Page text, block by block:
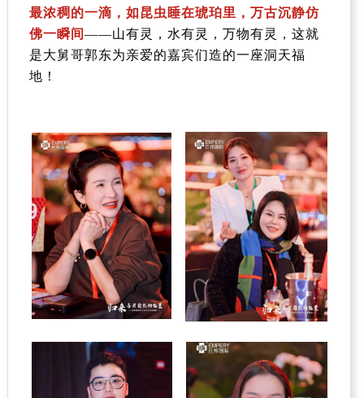
最浓稠的一滴，如昆虫睡在琥珀里，万古沉静仿
佛一瞬间——山有灵，水有灵，万物有灵，这就
是大舅哥郭东为亲爱的嘉宾们造的一座洞天福
地！